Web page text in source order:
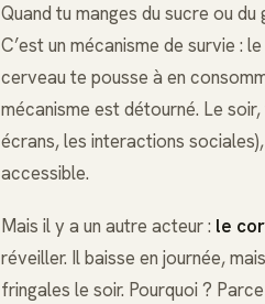
Quand tu manges du sucre ou
C’est un mécanisme de survie :
cerveau te pousse à en
mécanisme est détourné. Le
écrans, les interactions
accessible.
Mais il y a un autre acteur : le
réveiller. Il baisse en journée,
fringales le soir. Pourquoi ?